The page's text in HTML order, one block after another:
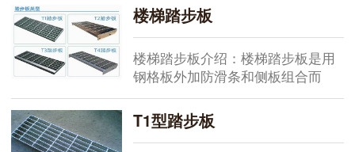
楼梯踏步板
楼梯踏步板介绍：楼梯踏步板是用
钢格板外加防滑条和侧板组合而
成...
T1型踏步板